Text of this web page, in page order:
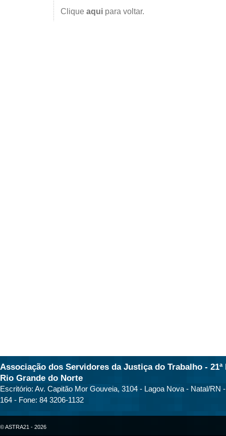
Clique aqui para voltar.
Associação dos Servidores da Justiça do Trabalho - 21ª
Rio Grande do Norte
Escritório: Av. Capitão Mor Gouveia, 3104 - Lagoa Nova - Natal/RN
164 - Fone: 84 3206-1132
© ASTRA21 - 2026